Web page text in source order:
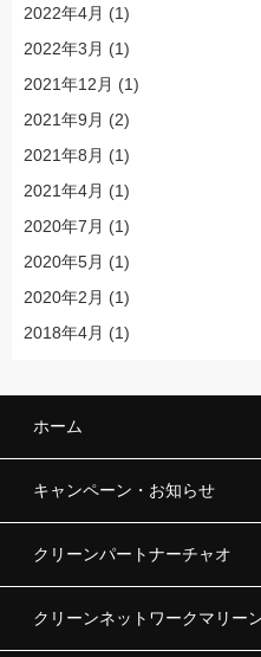
2022年4月 (1)
2022年3月 (1)
2021年12月 (1)
2021年9月 (2)
2021年8月 (1)
2021年4月 (1)
2020年7月 (1)
2020年5月 (1)
2020年2月 (1)
2018年4月 (1)
ホーム
キャンペーン・お知らせ
クリーンパートナーチャオ
クリーンネットワークマリー